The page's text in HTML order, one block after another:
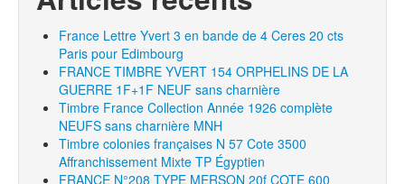
France Lettre Yvert 3 en bande de 4 Ceres 20 cts
Paris pour Edimbourg
FRANCE TIMBRE YVERT 154 ORPHELINS DE LA
GUERRE 1F+1F NEUF sans charnière
Timbre France Collection Année 1926 complète
NEUFS sans charnière MNH
Timbre colonies françaises N 57 Cote 3500
Affranchissement Mixte TP Égyptien
FRANCE N°208 TYPE MERSON 20f COTE 600